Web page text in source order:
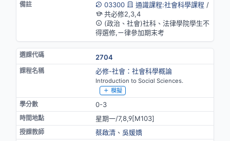
03300
通識課程:社會科學課程 /
共必修2,3,4
(政治、社會)社科、法律學院學生不
得選修,ㄧ律參加期末考
2704
必修-社會：社會科學概論
Introduction to Social Sciences.
模擬
0-3
星期一/7,8,9[M103]
蔡啟清、 吳媛嬌